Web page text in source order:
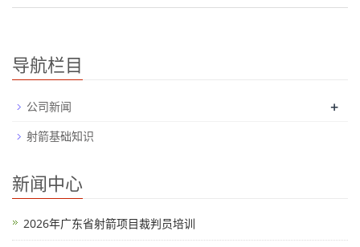
导航栏目
公司新闻 +
射箭基础知识
新闻中心
2026年广东省射箭项目裁判员培训